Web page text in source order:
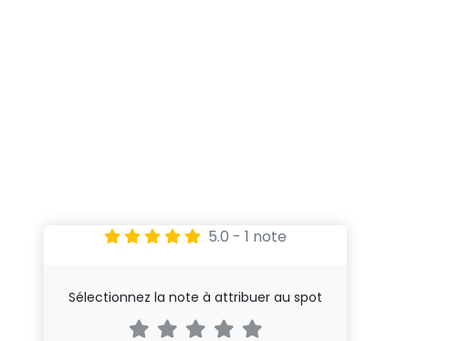
5.0 - 1 note
Sélectionnez la note à attribuer au spot